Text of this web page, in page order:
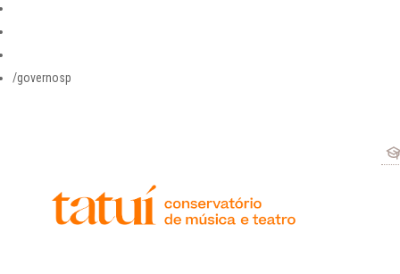
/governosp